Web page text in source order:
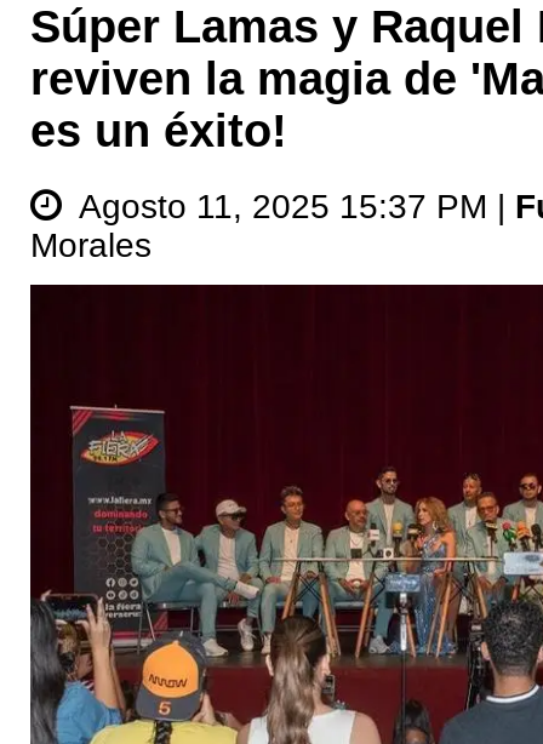
Súper Lamas y Raquel
reviven la magia de
es un éxito!
Agosto 11, 2025 15:37 PM |
Morales